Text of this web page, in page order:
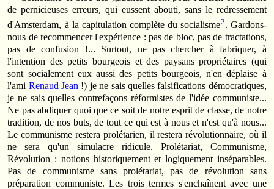
de pernicieuses erreurs, qui eussent abouti, sans le redressement
d'Amsterdam, à la capitulation complète du socialisme2. Gardons-
nous de recommencer l'expérience : pas de bloc, pas de tractations,
pas de confusion !... Surtout, ne pas chercher à fabriquer, à
l'intention des petits bourgeois et des paysans propriétaires (qui
sont socialement eux aussi des petits bourgeois, n'en déplaise à
l'ami Renaud Jean !) je ne sais quelles falsifications démocratiques,
je ne sais quelles contrefaçons réformistes de l'idée communiste...
Ne pas abdiquer quoi que ce soit de notre esprit de classe, de notre
tradition, de nos buts, de tout ce qui est à nous et n'est qu'à nous...
Le communisme restera prolétarien, il restera révolutionnaire, où il
ne sera qu'un simulacre ridicule. Prolétariat, Communisme,
Révolution : notions historiquement et logiquement inséparables.
Pas de communisme sans prolétariat, pas de révolution sans
préparation communiste. Les trois termes s'enchaînent avec une